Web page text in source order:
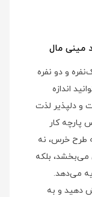
مینی مال
و دو نفره
اندازه
و دلپذیر لذت
پارچه کار
طرح خرس، نه
می‌بخشد، بلکه
می‌دهد.
دهید و به